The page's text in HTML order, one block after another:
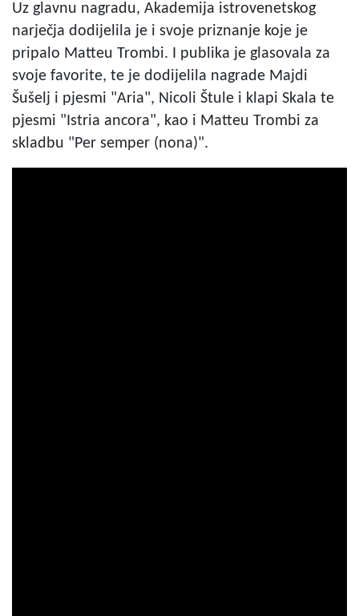
Uz glavnu nagradu, Akademija istrovenetskog
narječja dodijelila je i svoje priznanje koje je
pripalo Matteu Trombi. I publika je glasovala za
svoje favorite, te je dodijelila nagrade Majdi
Šušelj i pjesmi "Aria", Nicoli Štule i klapi Skala te
pjesmi "Istria ancora", kao i Matteu Trombi za
skladbu "Per semper (nona)".